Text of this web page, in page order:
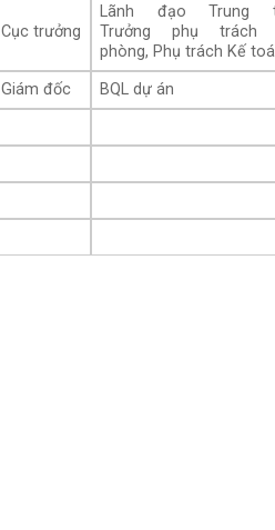
Cục trưởng
Lãnh đạo Trung
Trưởng phụ trách
phòng, Phụ trách Kế
Giám đốc BQL dự án